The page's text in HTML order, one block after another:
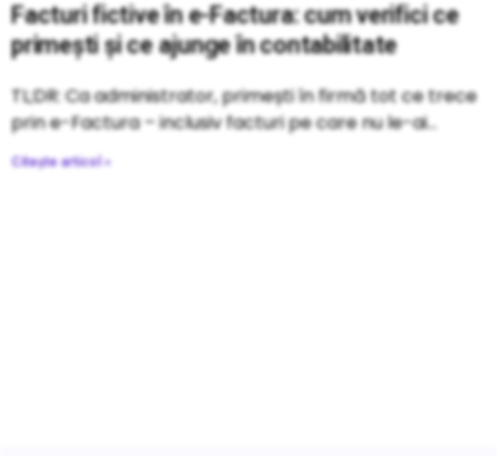
Facturi fictive în e-Factura: cum verifici ce
primești și ce ajunge în contabilitate
TL;DR: Ca administrator, primești în firmă tot ce trece
prin e-Factura – inclusiv facturi pe care nu le-ai
Citește articol »